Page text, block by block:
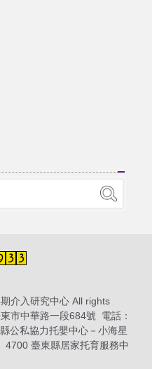
介入研究中心 All rights
市中華路一段684號 電話：
公私協力托嬰中心－小海星
臺東縣居家托育服務中